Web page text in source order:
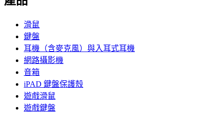
滑鼠
鍵盤
耳機（含麥克風）與入耳式耳機
網路攝影機
音箱
iPAD 鍵盤保護殼
遊戲滑鼠
遊戲鍵盤